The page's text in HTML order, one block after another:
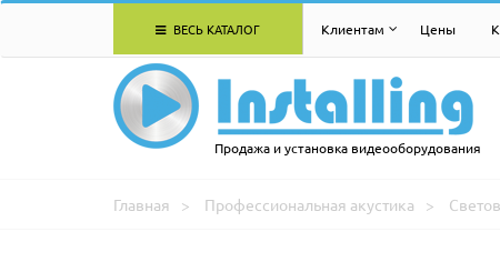
ВЕСЬ КАТАЛОГ Клиентам Цены
Продажа и установка видеооборудования
Главная Профессиональная акустика